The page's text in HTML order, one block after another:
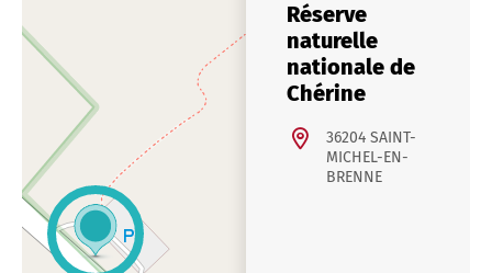
Réserve
naturelle
nationale de
Chérine
36204 SAINT-
MICHEL-EN-
BRENNE